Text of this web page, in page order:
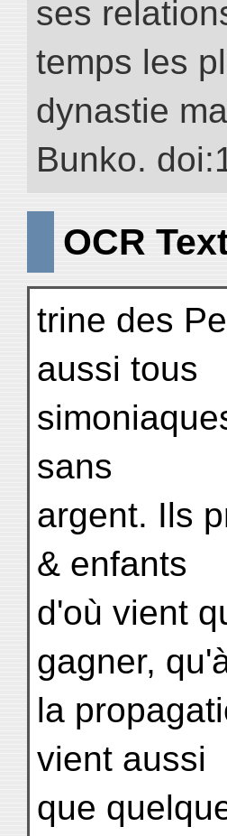
ses
temps les
dynastie
Bunko.
OCR
trine des
aussi tous
sans
argent. Ils
& enfants
d'où vient
gagner,
la
vient aussi
que